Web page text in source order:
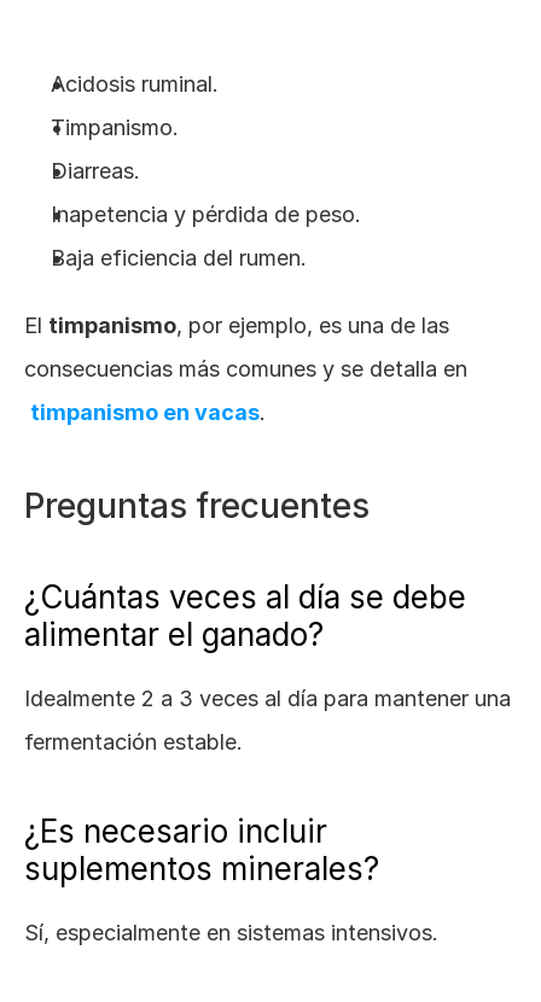
Acidosis ruminal.
Timpanismo.
Diarreas.
Inapetencia y pérdida de peso.
Baja eficiencia del rumen.
El timpanismo, por ejemplo, es una de las
consecuencias más comunes y se detalla en
timpanismo en vacas.
Preguntas frecuentes
¿Cuántas veces al día se debe
alimentar el ganado?
Idealmente 2 a 3 veces al día para mantener una
fermentación estable.
¿Es necesario incluir
suplementos minerales?
Sí, especialmente en sistemas intensivos.